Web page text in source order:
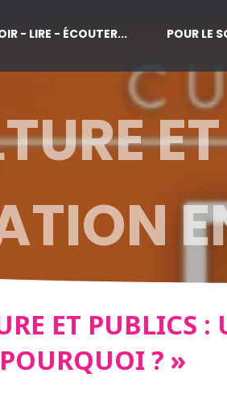
- LIRE - ÉCOUTER... POUR LE
ET PUBLICS
? »